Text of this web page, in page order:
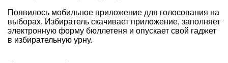
Появилось мобильное приложение для голосования на
выборах. Избиратель скачивает приложение, заполняет
электронную форму бюллетеня и опускает свой гаджет
в избирательную урну.